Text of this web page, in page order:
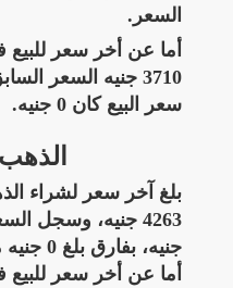
السعر.
3710 جنيه السعر
سعر البيع كان 0 جنيه.
الذهب
جنيه،